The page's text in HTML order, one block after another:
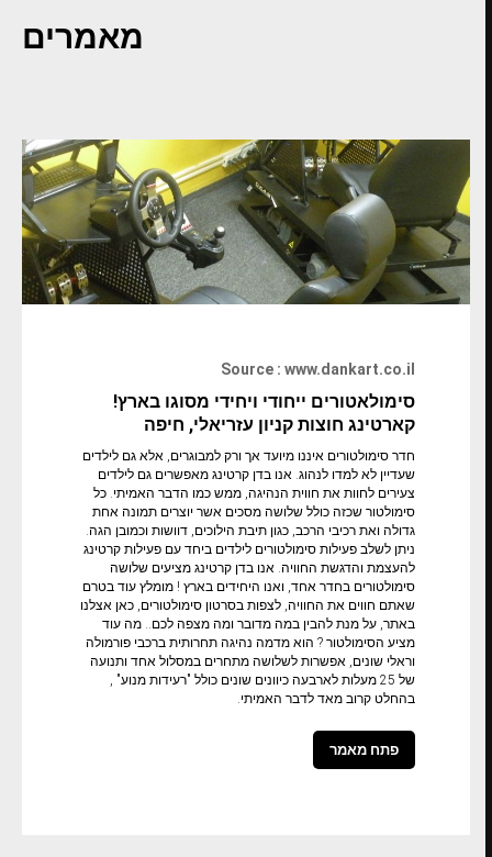
מאמרים
Source : www.dankart.co.il
סימולאטורים ייחודי ויחידי מסוגו בארץ!
קארטינג חוצות קניון עזריאלי, חיפה
חדר סימולטורים איננו מיועד אך ורק למבוגרים, אלא גם לילדים
שעדיין לא למדו לנהוג. אנו בדן קרטינג מאפשרים גם לילדים
צעירים לחוות את חווית הנהיגה, ממש כמו הדבר האמיתי. כל
סימולטור שכזה כולל שלושה מסכים אשר יוצרים תמונה אחת
גדולה ואת רכיבי הרכב, כגון תיבת הילוכים, דוושות וכמובן הגה.
ניתן לשלב פעילות סימולטורים לילדים ביחד עם פעילות קרטינג
להעצמת והדגשת החוויה. אנו בדן קרטינג מציעים שלושה
סימולטורים בחדר אחד, ואנו היחידים בארץ ! מומלץ עוד בטרם
שאתם חווים את החוויה, לצפות בסרטון סימולטורים, כאן אצלנו
באתר, על מנת להבין במה מדובר ומה מצפה לכם.. מה עוד
מציע הסימולטור ? הוא מדמה נהיגה תחרותית ברכבי פורמולה
וראלי שונים, אפשרות לשלושה מתחרים במסלול אחד ותנועה
של 25 מעלות לארבעה כיוונים שונים כולל "רעידות מנוע" ,
בהחלט קרוב מאד לדבר האמיתי.
פתח מאמר